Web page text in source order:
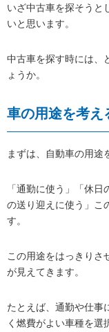
いざ中古車を探そうと
いと思います。
中古車を探す時には、
ょうか。
車の用途を考え
まずは、自動車の用途
「通勤に使う」「休
の送り迎えに使う」こ
す。
この用途をはっきりさ
が見えてきます。
たとえば、通勤や仕事
く燃費がよい車種を選